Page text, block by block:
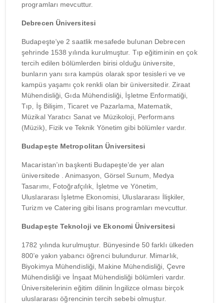
programları mevcuttur.
Debrecen Üniversitesi
Budapeşte’ye 2 saatlik mesafede bulunan Debrecen
şehrinde 1538 yılında kurulmuştur. Tıp eğitiminin en çok
tercih edilen bölümlerden birisi olduğu üniversite,
bunların yanı sıra kampüs olarak spor tesisleri ve ve
kampüs yaşamı çok renkli olan bir üniversitedir. Ziraat
Mühendisliği, Gıda Mühendisliği, İşletme Enformatiği,
Tıp, İş Bilişim, Ticaret ve Pazarlama, Matematik,
Müzikal Yaratıcı Sanat ve Müzikoloji, Performans
(Müzik), Fizik ve Teknik Yönetim gibi bölümler vardır.
Budapeşte Metropolitan Üniversitesi
Macaristan’ın başkenti Budapeşte’de yer alan
üniversitede . Animasyon, Görsel Sunum, Medya
Tasarımı, Fotoğrafçılık, İşletme ve Yönetim,
Uluslararası İşletme Ekonomisi, Uluslararası İlişkiler,
Turizm ve Catering gibi lisans programları mevcuttur.
Budapeşte Teknoloji ve Ekonomi Üniversitesi
1782 yılında kurulmuştur. Bünyesinde 50 farklı ülkeden
800’e yakın yabancı öğrenci bulundurur. Mimarlık,
Biyokimya Mühendisliği, Makine Mühendisliği, Çevre
Mühendisliği ve İnşaat Mühendisliği bölümleri vardır.
Üniversitelerinin eğitim dilinin İngilizce olması birçok
uluslararası öğrencinin tercih sebebi olmuştur.